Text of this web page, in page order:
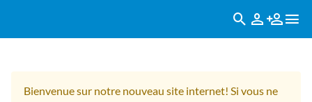
Bienvenue sur notre nouveau site internet! Si vous ne